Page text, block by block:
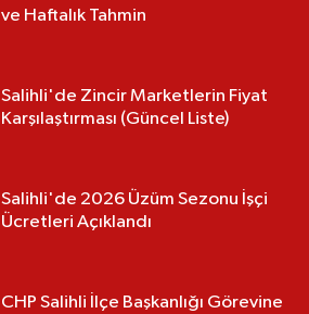
ve Haftalık Tahmin
Salihli'de Zincir Marketlerin Fiyat
Karşılaştırması (Güncel Liste)
Salihli'de 2026 Üzüm Sezonu İşçi
Ücretleri Açıklandı
CHP Salihli İlçe Başkanlığı Görevine